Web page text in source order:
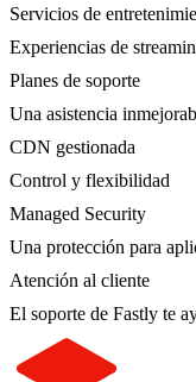
Servicios de
Experiencias de
Planes de soporte
Una asistencia
CDN gestionada
Control y flexibilidad
Managed Security
Una protección para
Atención al cliente
El soporte de Fastly te